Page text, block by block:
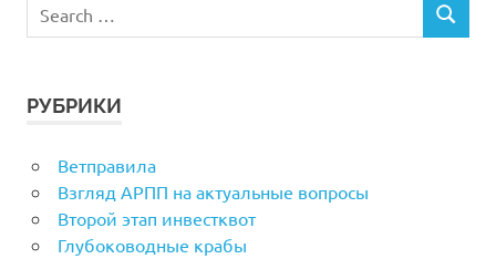
РУБРИКИ
Ветправила
Взгляд АРПП на актуальные вопросы
Второй этап инвестквот
Глубоководные крабы